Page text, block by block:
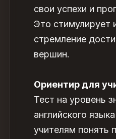
свои успехи и
Это стимулирует
стремление
вершин.
Ориентир для
Тест на уровень
английского языка
учителям понять